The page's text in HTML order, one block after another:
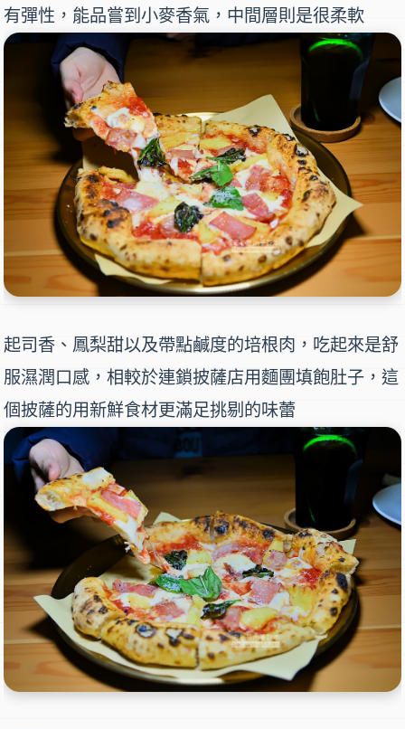
有彈性，能品嘗到小麥香氣，中間層則是很柔軟
起司香、鳳梨甜以及帶點鹹度的培根肉，吃起來是舒
服濕潤口感，相較於連鎖披薩店用麵團填飽肚子，這
個披薩的用新鮮食材更滿足挑剔的味蕾